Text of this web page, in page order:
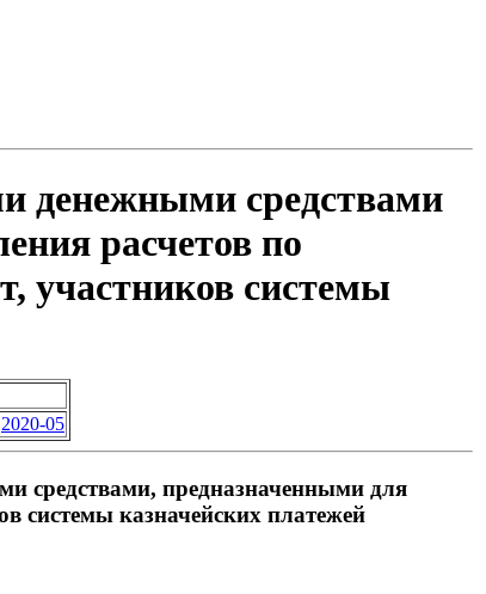
денежными средствами
расчетов по
участников системы
2020-05
средствами, предназначенными для
системы казначейских платежей